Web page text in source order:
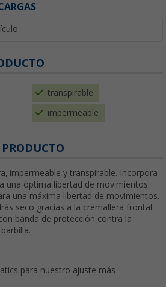
transpirable
impermeable
impermeable y transpirable. Incorpora
una óptima libertad de movimientos.
una máxima libertad de movimientos.
seco gracias a la cremallera frontal
banda de protección contra la
para nuestro ajuste más